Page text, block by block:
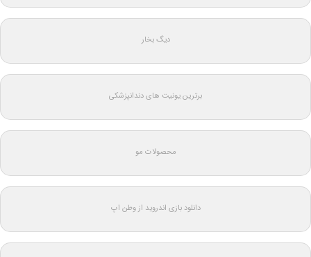
دیگ بخار
برترین یونیت های دندانپزشکی
محصولات مو
دانلود بازی اندروید از وطن اپ